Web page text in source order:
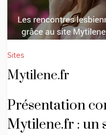
Sites
Mytilene.fr
Présentation
Mytilene.fr : un